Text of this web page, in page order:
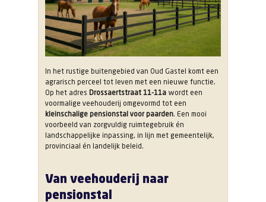
In het rustige buitengebied van Oud Gastel komt een
agrarisch perceel tot leven met een nieuwe functie.
Op het adres Drossaertstraat 11-11a wordt een
voormalige veehouderij omgevormd tot een
kleinschalige pensionstal voor paarden. Een mooi
voorbeeld van zorgvuldig ruimtegebruik én
landschappelijke inpassing, in lijn met gemeentelijk,
provinciaal én landelijk beleid.
Van veehouderij naar
pensionstal